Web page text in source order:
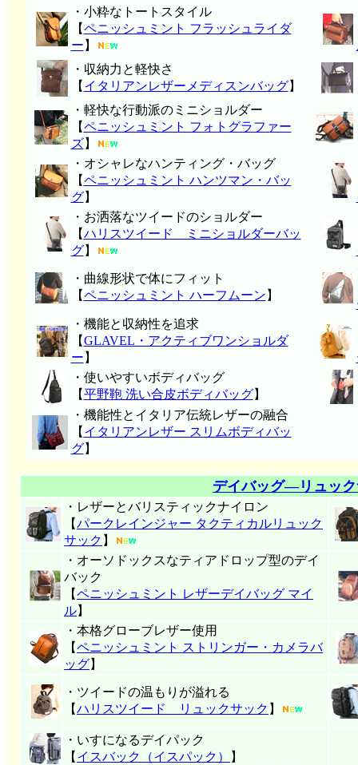
・小粋なトートスタイル
【ペニッシュミント フラッシュライダ
ー 】
・収納力と軽快さ
【 イタリアンレザーメディスンバッグ】
・軽快な行動派のミニショルダー
【ペニッシュミント フォトグラファー
ズ】
・オシャレなハンティング・バッグ
【ペニッシュミント ハンツマン・バッ
グ】
・お洒落なツイードのショルダー
【ハリスツイード ミニショルダーバッ
グ】
・曲線形状で体にフィット
【ペニッシュミント ハーフムーン 】
・機能と収納性を追求
【GLAVEL・アクティブワンショルダ
ー 】
・使いやすいボディバッグ
【平野鞄 洗い合皮ボディバッグ】
・機能性とイタリア伝統レザーの融合
【 イタリアンレザー スリムボディバッ
グ】
デイバッグ―リュッ
・レザーとバリスティックナイロン
【パークレインジャー タクティカルリュック
サック 】
・オーソドックスなティアドロップ型のデイ
バック
【ペニッシュミント レザーデイバッグ マイ
ル】
・本格グローブレザー使用
【ペニッシュミント ストリンガー・カメラバ
ッグ】
・ツイードの温もりが溢れる
【ハリスツイード リュックサック 】
・いすになるデイパック
【 イスバック（イスパック） 】